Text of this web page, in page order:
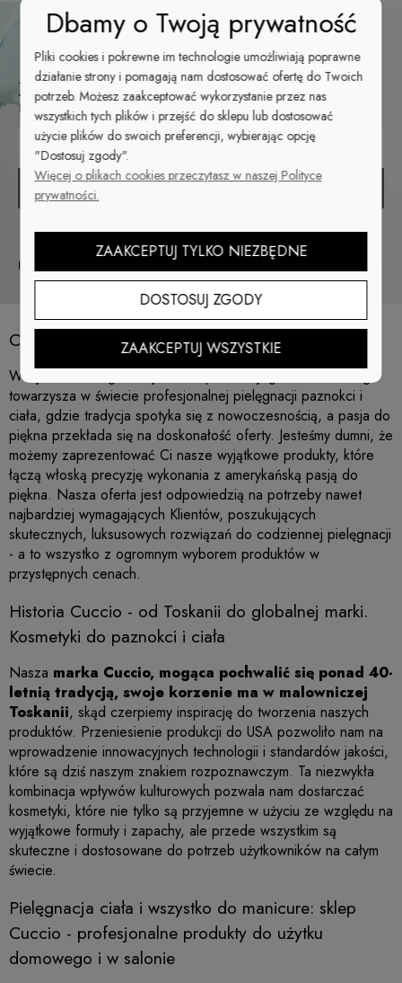
Newsletter
Zapisz się do newslettera i bądź na bieżąco z
nowościami i promocjami!
ZAPISZ SIĘ
prywatności
Cuccio.pl – sklep z akcesoriami do paznokci
Witaj na stronie głównej
– Twojego niezawodnego
towarzysza w świecie profesjonalnej pielęgnacji paznokci i
ciała, gdzie tradycja spotyka się z nowoczesnością, a pasja do
piękna przekłada się na doskonałość oferty. Jesteśmy dumni, że
możemy zaprezentować Ci nasze wyjątkowe produkty, które
łączą włoską precyzję wykonania z amerykańską pasją do
piękna. Nasza oferta jest odpowiedzią na potrzeby nawet
najbardziej wymagających Klientów, poszukujących
skutecznych, luksusowych rozwiązań do codziennej pielęgnacji
- a to wszystko z ogromnym wyborem produktów w
przystępnych cenach.
Historia Cuccio - od Toskanii do globalnej marki.
Kosmetyki do paznokci i ciała
Nasza marka Cuccio, mogąca pochwalić się ponad 40-
letnią tradycją, swoje korzenie ma w malowniczej
Toskanii, skąd czerpiemy inspirację do tworzenia naszych
produktów. Przeniesienie produkcji do USA pozwoliło nam na
wprowadzenie innowacyjnych technologii i standardów jakości,
które są dziś naszym znakiem rozpoznawczym. Ta niezwykła
kombinacja wpływów kulturowych pozwala nam dostarczać
kosmetyki, które nie tylko są przyjemne w użyciu ze względu na
wyjątkowe formuły i zapachy, ale przede wszystkim są
skuteczne i dostosowane do potrzeb użytkowników na całym
świecie.
Pielęgnacja ciała i wszystko do manicure: sklep
Cuccio - profesjonalne produkty do użytku
domowego i w salonie
Dbamy o Twoją prywatność
Pliki cookies i pokrewne im technologie umożliwiają poprawne
działanie strony i pomagają nam dostosować ofertę do Twoich
potrzeb. Możesz zaakceptować wykorzystanie przez nas
wszystkich tych plików i przejść do sklepu lub dostosować
użycie plików do swoich preferencji, wybierając opcję
"Dostosuj zgody".
Więcej o plikach cookies przeczytasz w naszej Polityce
prywatności.
ZAAKCEPTUJ TYLKO NIEZBĘDNE
DOSTOSUJ ZGODY
ZAAKCEPTUJ WSZYSTKIE